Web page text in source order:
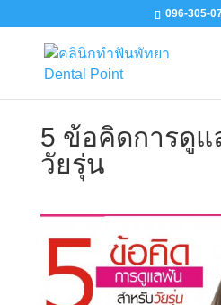
096-305-
5 ข้อคิดการดู
วัยรุ่น